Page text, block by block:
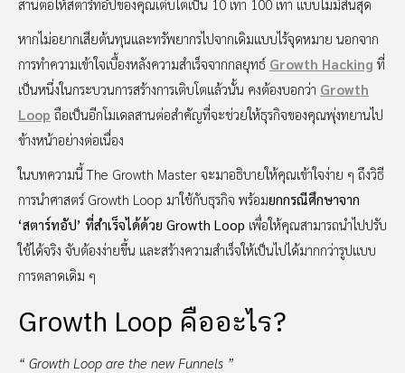
สานต่อให้สตาร์ทอัปของคุณเติบโตเป็น 10 เท่า 100 เท่า แบบไม่มีสิ้นสุด
หากไม่อยากเสียต้นทุนและทรัพยากรไปจากเดิมแบบไร้จุดหมาย นอกจาก
การทำความเข้าใจเบื้องหลังความสำเร็จจากกลยุทธ์ Growth Hacking ที่
เป็นหนึ่งในกระบวนการสร้างการเติบโตแล้วนั้น คงต้องบอกว่า Growth
Loop ถือเป็นอีกโมเดลสานต่อสำคัญที่จะช่วยให้ธุรกิจของคุณพุ่งทยานไป
ข้างหน้าอย่างต่อเนื่อง
ในบทความนี้ The Growth Master จะมาอธิบายให้คุณเข้าใจง่าย ๆ ถึงวิธี
การนำศาสตร์ Growth Loop มาใช้กับธุรกิจ พร้อมยกกรณีศึกษาจาก
‘สตาร์ทอัป’ ที่สำเร็จได้ด้วย Growth Loop เพื่อให้คุณสามารถนำไปปรับ
ใช้ได้จริง จับต้องง่ายขึ้น และสร้างความสำเร็จให้เป็นไปได้มากกว่ารูปแบบ
การตลาดเดิม ๆ
Growth Loop คืออะไร?
“ Growth Loop are the new Funnels ”